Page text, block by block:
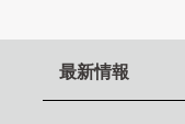
最新情報